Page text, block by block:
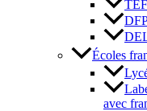
TEF
Écoles
avec